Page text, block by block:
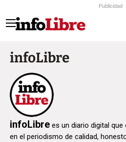
Publicidad
infoLibre
infoLibre es un diario digital
en el periodismo de calidad,